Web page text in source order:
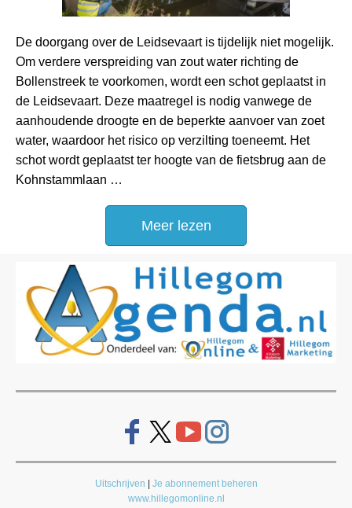
De doorgang over de Leidsevaart is tijdelijk niet mogelijk.
Om verdere verspreiding van zout water richting de
Bollenstreek te voorkomen, wordt een schot geplaatst in
de Leidsevaart. Deze maatregel is nodig vanwege de
aanhoudende droogte en de beperkte aanvoer van zoet
water, waardoor het risico op verzilting toeneemt. Het
schot wordt geplaatst ter hoogte van de fietsbrug aan de
Kohnstammlaan …
Meer lezen
Uitschrijven
Je abonnement beheren
www.hillegomonline.nl